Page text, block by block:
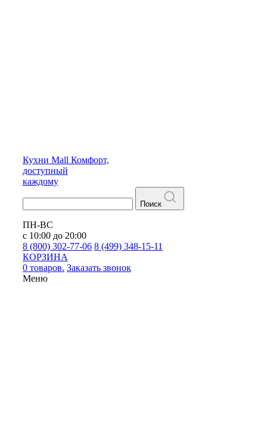
Кухни Mall Комфорт,
доступный
каждому
Поиск
ПН-ВС
с 10:00 до 20:00
8 (800) 302-77-06 8 (499) 348-15-11
КОРЗИНА
0 товаров. Заказать звонок
Меню